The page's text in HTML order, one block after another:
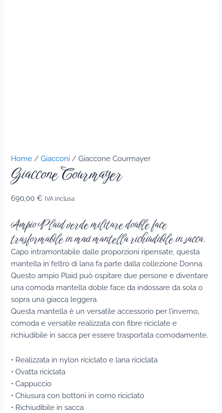
Home /Giacconi / Giaccone Courmayer
Giaccone Courmayer
690,00€ IVA inclusa
Ampio Plaid verde militare double face
trasformabile in maxi mantella richiudibile in sacca.
Capo intramontabile dalle proporzioni ripensate, questa
mantella in feltro di lana fa parte dalla collezione Donna.
Questo ampio Plaid può ospitare due persone e diventare
una comoda mantella doble face da indossare da sola o
sopra una giacca leggera.
Questa mantella è un versatile accessorio per l’inverno,
comoda e versatile realizzata con fibre riciclate e
richiudibile in sacca per essere trasportata comodamente.
• Realizzata in nylon riciclato e lana riciclata
• Ovatta riciclata
• Cappuccio
• Chiusura con bottoni in corno riciclato
• Richiudibile in sacca